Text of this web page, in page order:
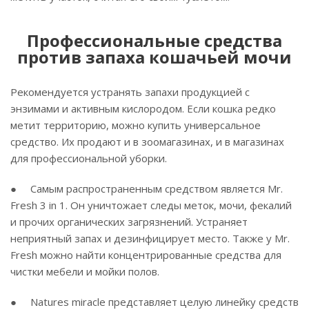
Профессиональные средства
против запаха кошачьей мочи
Рекомендуется устранять запахи продукцией с
энзимами и активным кислородом. Если кошка редко
метит территорию, можно купить универсальное
средство. Их продают и в зоомагазинах, и в магазинах
для профессиональной уборки.
● Самым распространенным средством является Mr.
Fresh 3 in 1. Он уничтожает следы меток, мочи, фекалий
и прочих органических загрязнений. Устраняет
неприятный запах и дезинфицирует место. Также у Mr.
Fresh можно найти концентрированные средства для
чистки мебели и мойки полов.
● Natures miracle представляет целую линейку средств